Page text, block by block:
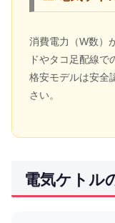
消費電力（W数）
ドやタコ足配線
格安モデルは安全
さい。
電気ケトル